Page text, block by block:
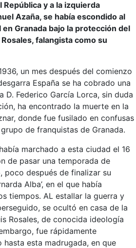
República y a la izquierda
Azaña, se había escondido al
Granada bajo la protección del
falangista como su
un mes después del comienzo
España se ha cobrado una
D. Federico García Lorca, sin duda
ha encontrado la muerte en la
donde fue fusilado en confusas
de franquistas de Granada.
marchado a esta ciudad el 16
de pasar una temporada de
poco después de finalizar su
Alba’, en el que había
tiempos. AL estallar la guerra y
se ocultó en casa de la
Rosales, de conocida ideología
fue rápidamente
esta madrugada, en que